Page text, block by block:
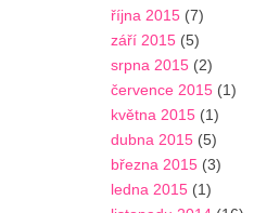
října 2015 (7)
září 2015 (5)
srpna 2015 (2)
července 2015 (1)
května 2015 (1)
dubna 2015 (5)
března 2015 (3)
ledna 2015 (1)